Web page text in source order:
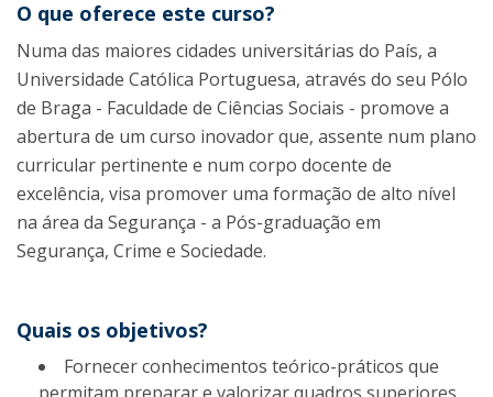
O que oferece este curso?
Numa das maiores cidades universitárias do País, a
Universidade Católica Portuguesa, através do seu Pólo
de Braga - Faculdade de Ciências Sociais - promove a
abertura de um curso inovador que, assente num plano
curricular pertinente e num corpo docente de
excelência, visa promover uma formação de alto nível
na área da Segurança - a Pós-graduação em
Segurança, Crime e Sociedade.
Quais os objetivos?
Fornecer conhecimentos teórico-práticos que